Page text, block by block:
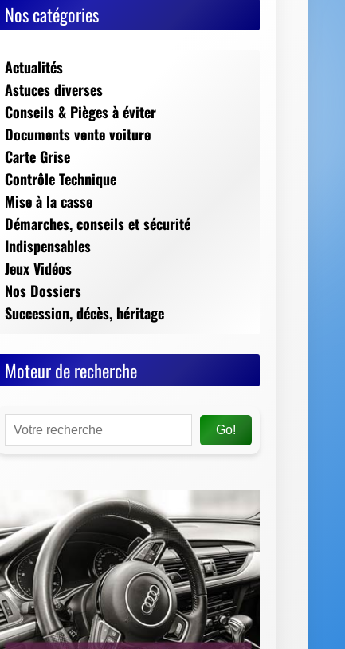
Nos catégories
Actualités
Astuces diverses
Conseils & Pièges à éviter
Documents vente voiture
Carte Grise
Contrôle Technique
Mise à la casse
Démarches, conseils et sécurité
Indispensables
Jeux Vidéos
Nos Dossiers
Succession, décès, héritage
Moteur de recherche
Go!